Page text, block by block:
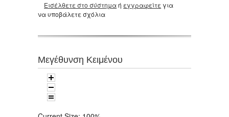
Εισέλθετε στο σύστημαή εγγραφείτε για
να υποβάλετε σχόλια
Μεγέθυνση Κειμένου